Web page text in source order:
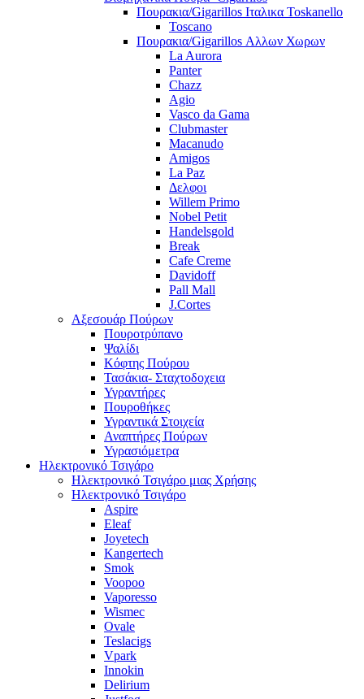
Πουρακια/Gigarillos Ιταλικα Toskanello
Toscano
Πουρακια/Gigarillos Αλλων Χωρων
La Aurora
Panter
Chazz
Agio
Vasco da Gama
Clubmaster
Macanudo
Amigos
La Paz
Δελφοι
Willem Primo
Nobel Petit
Handelsgold
Break
Cafe Creme
Davidoff
Pall Mall
J.Cortes
Αξεσουάρ Πούρων
Πουροτρύπανο
Ψαλίδι
Κόφτης Πούρου
Τασάκια- Σταχτοδοχεια
Υγραντήρες
Πουροθήκες
Υγραντικά Στοιχεία
Αναπτήρες Πούρων
Υγρασιόμετρα
Ηλεκτρονικό Τσιγάρο
Ηλεκτρονικό Τσιγάρο μιας Χρήσης
Ηλεκτρονικό Τσιγάρο
Aspire
Eleaf
Joyetech
Kangertech
Smok
Voopoo
Vaporesso
Wismec
Ovale
Teslacigs
Vpark
Innokin
Delirium